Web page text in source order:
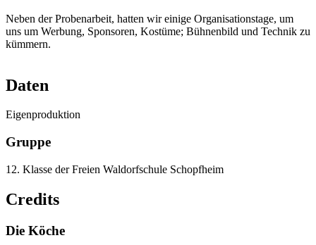
Neben der Probenarbeit, hatten wir einige Organisationstage, um
uns um Werbung, Sponsoren, Kostüme; Bühnenbild und Technik zu
kümmern.
Daten
Eigenproduktion
Gruppe
12. Klasse der Freien Waldorfschule Schopfheim
Credits
Die Köche